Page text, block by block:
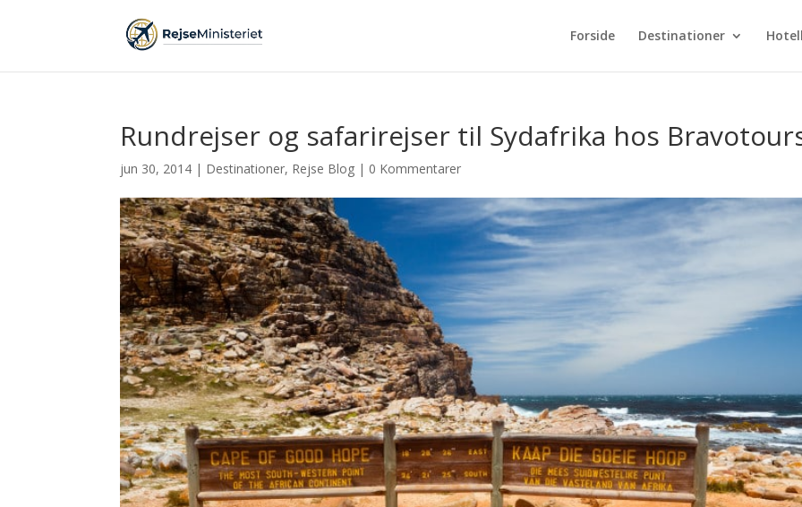
Forside Destinationer
Rundrejser og safarirejser til Sydafrika hos
jun 30, 2014 | Destinationer, Rejse Blog | 0 Kommentarer